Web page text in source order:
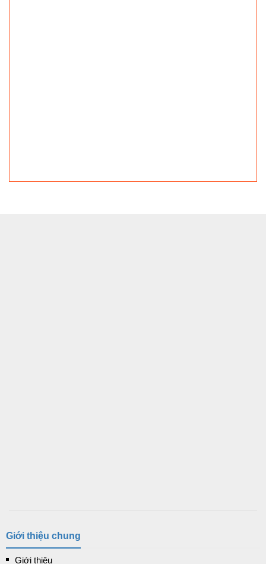
Giới thiệu chung
Giới thiệu